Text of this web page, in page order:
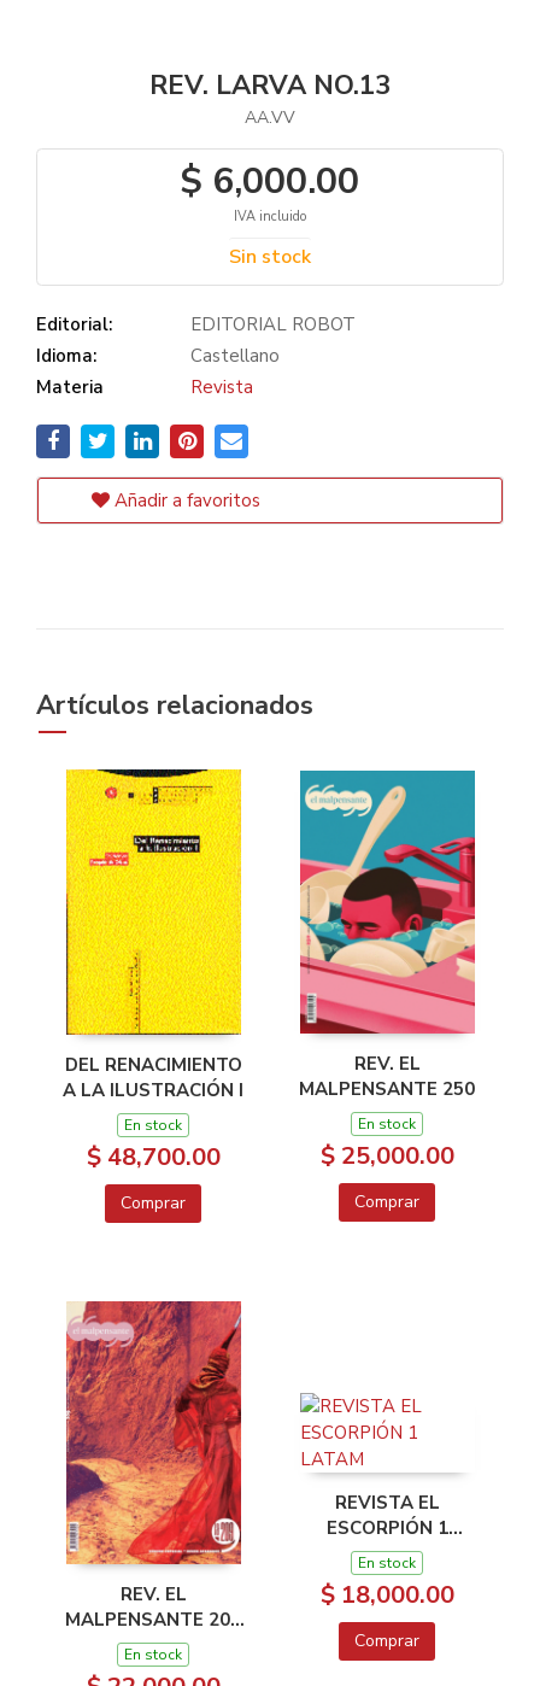
REV. LARVA NO.13
AA.VV
$ 6,000.00
IVA incluido
Sin stock
Editorial:
EDITORIAL ROBOT
Idioma:
Castellano
Materia
Revista
Añadir a favoritos
Artículos relacionados
DEL RENACIMIENTO
A LA ILUSTRACIÓN I
En stock
$ 48,700.00
Comprar
REV. EL
MALPENSANTE 250
En stock
$ 25,000.00
Comprar
REV. EL
MALPENSANTE 209
JULIO 2019
ESPECIAL REUVEN
En stock
REVISTA EL
ESCORPIÓN 1
LATAM
En stock
$ 18,000.00
Comprar